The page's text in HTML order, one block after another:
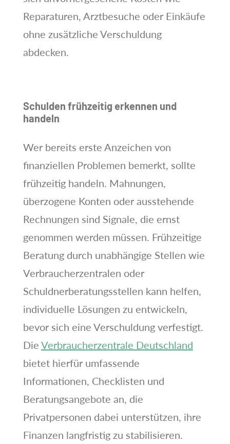
Reparaturen, Arztbesuche oder Einkäufe
ohne zusätzliche Verschuldung
abdecken.
Schulden frühzeitig erkennen und
handeln
Wer bereits erste Anzeichen von
finanziellen Problemen bemerkt, sollte
frühzeitig handeln. Mahnungen,
überzogene Konten oder ausstehende
Rechnungen sind Signale, die ernst
genommen werden müssen. Frühzeitige
Beratung durch unabhängige Stellen wie
Verbraucherzentralen oder
Schuldnerberatungsstellen kann helfen,
individuelle Lösungen zu entwickeln,
bevor sich eine Verschuldung verfestigt.
Die Verbraucherzentrale Deutschland
bietet hierfür umfassende
Informationen, Checklisten und
Beratungsangebote an, die
Privatpersonen dabei unterstützen, ihre
Finanzen langfristig zu stabilisieren.